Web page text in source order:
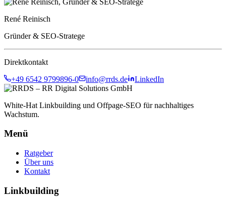
René Reinisch
Gründer & SEO-Stratege
Direktkontakt
+49 6542 9799896-0
info@rrds.de LinkedIn
White-Hat Linkbuilding und Offpage-SEO für nachhaltiges
Wachstum.
Menü
Ratgeber
Über uns
Kontakt
Linkbuilding